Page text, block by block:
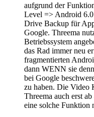
aufgrund der
Level => Android 6.0
Drive Backup für
Google. Threema
Betriebssystem
das Rad immer neu
fragmentierten
dann WENN sie
bei Google
zu haben. Die Video
Threema auch erst
eine solche Funktion